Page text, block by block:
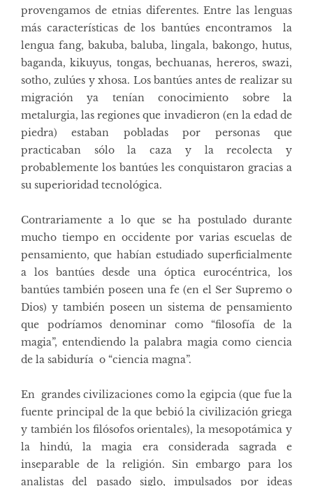
provengamos de etnias diferentes. Entre las lenguas
más características de los bantúes encontramos la
lengua fang, bakuba, baluba, lingala, bakongo, hutus,
baganda, kikuyus, tongas, bechuanas, hereros, swazi,
sotho, zulúes y xhosa. Los bantúes antes de realizar su
migración ya tenían conocimiento sobre la
metalurgia, las regiones que invadieron (en la edad de
piedra) estaban pobladas por personas que
practicaban sólo la caza y la recolecta y
probablemente los bantúes les conquistaron gracias a
su superioridad tecnológica.
Contrariamente a lo que se ha postulado durante
mucho tiempo en occidente por varias escuelas de
pensamiento, que habían estudiado superficialmente
a los bantúes desde una óptica eurocéntrica, los
bantúes también poseen una fe (en el Ser Supremo o
Dios) y también poseen un sistema de pensamiento
que podríamos denominar como “filosofía de la
magia”, entendiendo la palabra magia como ciencia
de la sabiduría o “ciencia magna”.
En grandes civilizaciones como la egipcia (que fue la
fuente principal de la que bebió la civilización griega
y también los filósofos orientales), la mesopotámica y
la hindú, la magia era considerada sagrada e
inseparable de la religión. Sin embargo para los
analistas del pasado siglo, impulsados por ideas